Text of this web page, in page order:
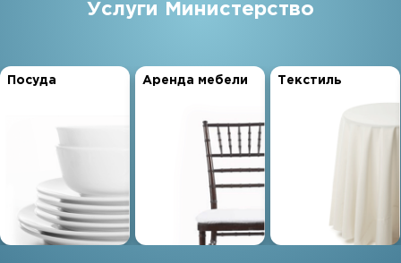
Услуги Министерство
Посуда Аренда мебели Текстиль